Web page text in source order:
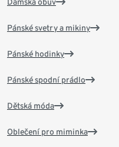
Pánské svetry a mikiny
Pánské hodinky
Pánské spodní prádlo
Dětská móda
Oblečení pro miminka